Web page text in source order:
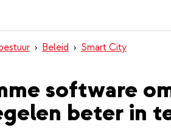
Beleid Smart City
software
beter in